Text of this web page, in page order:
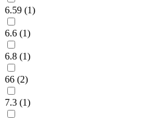
6.59 (1)
6.6 (1)
6.8 (1)
66 (2)
7.3 (1)